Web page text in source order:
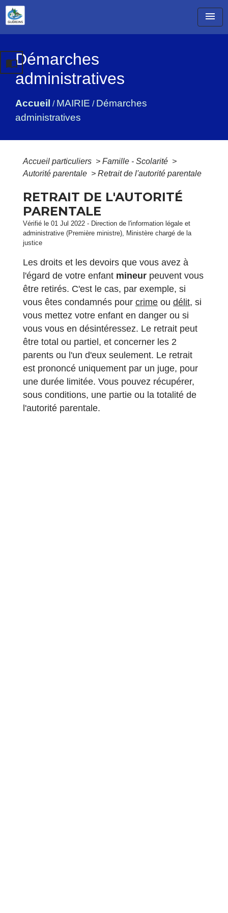
menu
Démarches
administratives
Accueil / MAIRIE / Démarches
administratives
import_contacts
Accueil particuliers > Famille - Scolarité >
Autorité parentale > Retrait de l'autorité parentale
RETRAIT DE L'AUTORITÉ
PARENTALE
Vérifié le 01 Jul 2022 - Direction de l'information légale et
administrative (Première ministre), Ministère chargé de la
justice
Les droits et les devoirs que vous avez à
l'égard de votre enfant mineur peuvent vous
être retirés. C'est le cas, par exemple, si
vous êtes condamnés pour crime ou délit, si
vous mettez votre enfant en danger ou si
vous vous en désintéressez. Le retrait peut
être total ou partiel, et concerner les 2
parents ou l'un d'eux seulement. Le retrait
est prononcé uniquement par un juge, pour
une durée limitée. Vous pouvez récupérer,
sous conditions, une partie ou la totalité de
l'autorité parentale.